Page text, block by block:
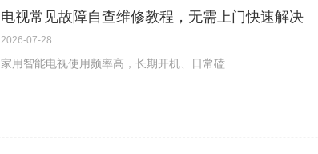
电视常见故障自查维修教程，无需上门快速解决
2026-07-28
家用智能电视使用频率高，长期开机、日常磕